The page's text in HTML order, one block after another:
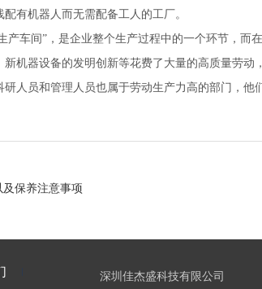
有机器人而无需配备工人的工厂。
产车间”，是企业整个生产过程中的一个环节，
机器设备的发明创新等花费了大量的高质量劳
人员和管理人员也属于劳动生产力高的部门，
保养注意事项
深圳佳杰盛科技有限公司